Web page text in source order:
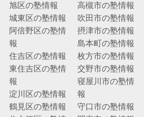
旭区の塾情報
城東区の塾情報
阿倍野区の塾情
報
住吉区の塾情報
東住吉区の塾情
報
淀川区の塾情報
鶴見区の塾情報
高槻市の塾情報
吹田市の塾情報
摂津市の塾情報
島本町の塾情報
枚方市の塾情報
交野市の塾情報
寝屋川市の塾情
報
守口市の塾情報